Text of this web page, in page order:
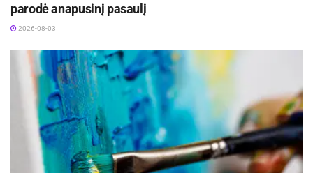
parodė anapusinį pasaulį
2026-08-03